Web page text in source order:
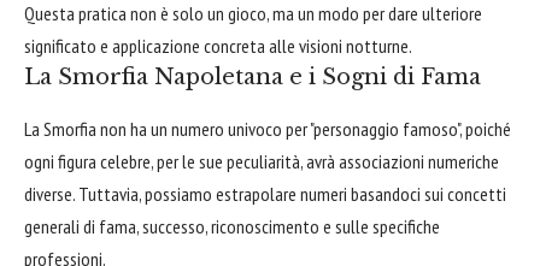
Questa pratica non è solo un gioco, ma un modo per dare ulteriore
significato e applicazione concreta alle visioni notturne.
La Smorfia Napoletana e i Sogni di Fama
La Smorfia non ha un numero univoco per "personaggio famoso", poiché
ogni figura celebre, per le sue peculiarità, avrà associazioni numeriche
diverse. Tuttavia, possiamo estrapolare numeri basandoci sui concetti
generali di fama, successo, riconoscimento e sulle specifiche
professioni.